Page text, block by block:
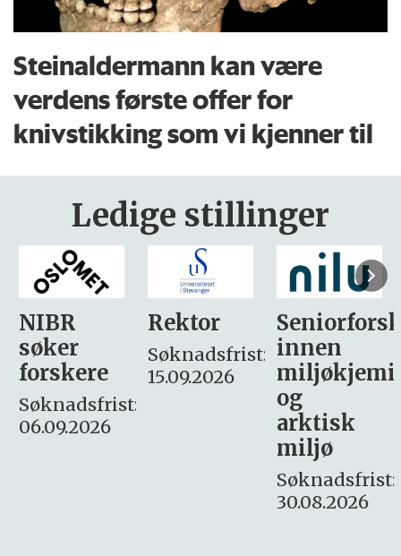
Steinaldermann kan være
verdens første offer for
knivstikking som vi kjenner til
Ledige stillinger
Rektor
Søknadsfrist:
15.09.2026
Seniorforsker
innen
miljøkjemi
søker
– fast
Søknadsfrist:
16. august.